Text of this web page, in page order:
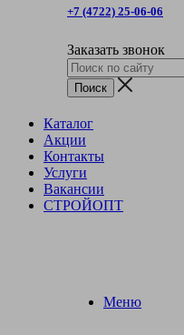
+7 (4722) 25-06-06
Заказать звонок
Каталог
Акции
Контакты
Услуги
Вакансии
СТРОЙОПТ
Меню